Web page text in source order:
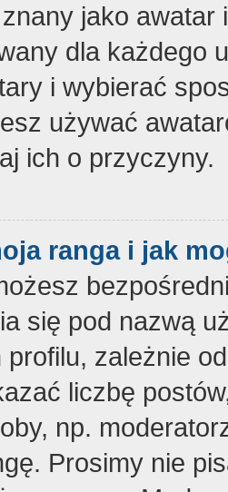
jako
dla każdego
i wybierać
używać
ich o przyczyny.
ranga i jak
się pod nazwą
profilu, zależnie
liczbę
np.
Prosimy nie